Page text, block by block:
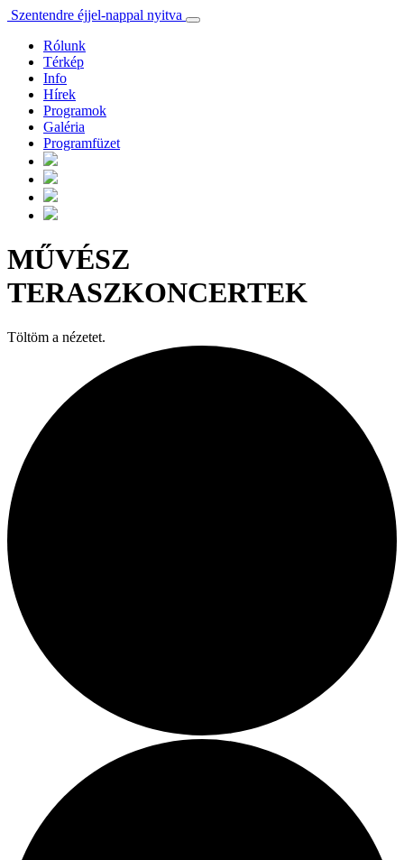
Szentendre éjjel-nappal nyitva
Rólunk
Térkép
Info
Hírek
Programok
Galéria
Programfüzet
MŰVÉSZ
TERASZKONCERTEK
Töltöm a nézetet.